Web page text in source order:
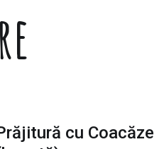
cu Coacăze